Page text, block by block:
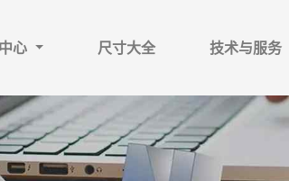
心 尺寸大全 技术与服务